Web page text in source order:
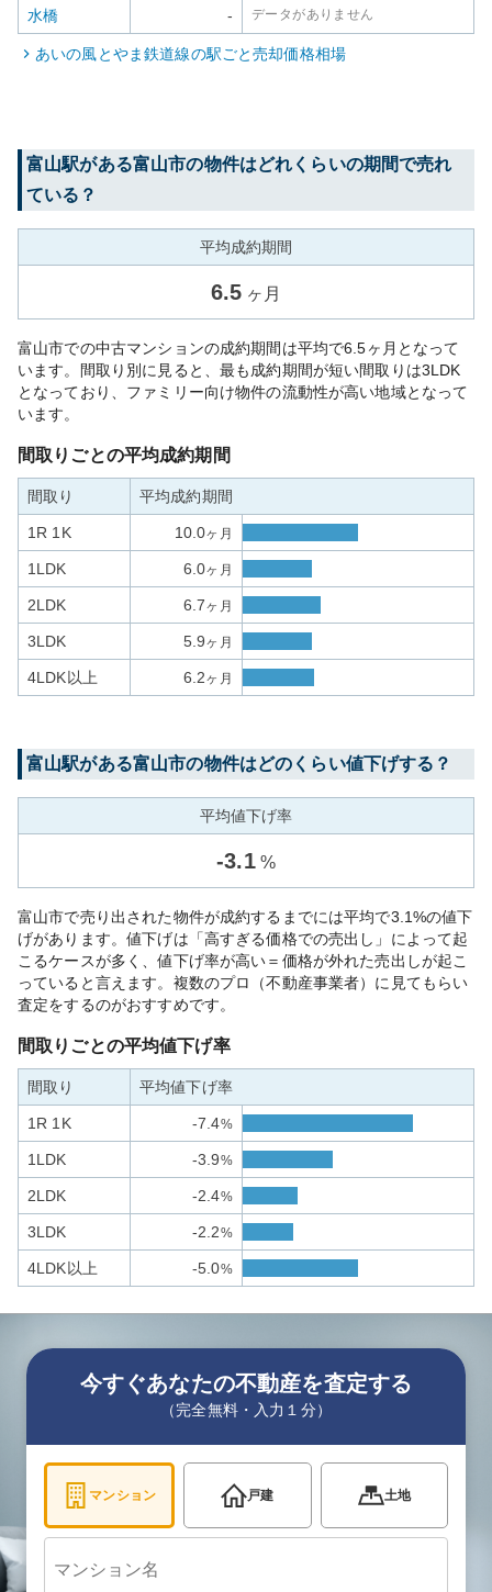
水橋 - データがありません
あいの風とやま鉄道線の駅ごと売却価格相場
富山駅がある富山市の物件はどれくらいの期間で売れ
ている？
平均成約期間
6.5 ヶ月
富山市での中古マンションの成約期間は平均で6.5ヶ月となって
います。間取り別に見ると、最も成約期間が短い間取りは3LDK
となっており、ファミリー向け物件の流動性が高い地域となって
います。
間取りごとの平均成約期間
間取り 平均成約期間
1R 1K 10.0ヶ月
1LDK 6.0ヶ月
2LDK 6.7ヶ月
3LDK 5.9ヶ月
4LDK以上 6.2ヶ月
富山駅がある富山市の物件はどのくらい値下げする？
平均値下げ率
-3.1 %
富山市で売り出された物件が成約するまでには平均で3.1%の値下
げがあります。値下げは「高すぎる価格での売出し」によって起
こるケースが多く、値下げ率が高い＝価格が外れた売出しが起こ
っていると言えます。複数のプロ（不動産事業者）に見てもらい
査定をするのがおすすめです。
間取りごとの平均値下げ率
間取り 平均値下げ率
1R 1K -7.4%
1LDK -3.9%
2LDK -2.4%
3LDK -2.2%
4LDK以上 -5.0%
今すぐあなたの不動産を査定する
（完全無料・入力１分）
マンション 戸建 土地